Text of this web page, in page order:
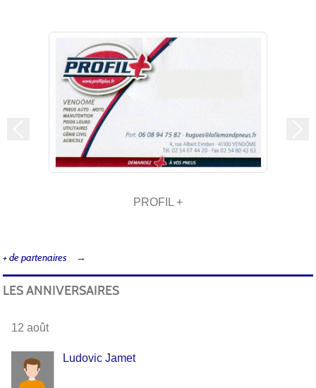
PROFIL +
Précedent
+ de partenaires
LES ANNIVERSAIRES
12 août
Ludovic Jamet